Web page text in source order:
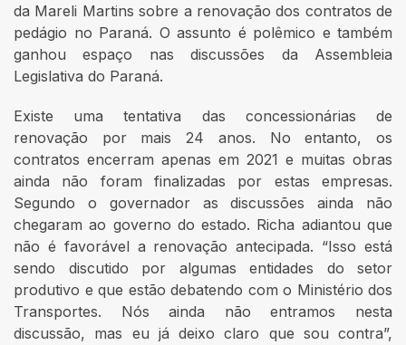
da Mareli Martins sobre a renovação dos contratos de
pedágio no Paraná. O assunto é polêmico e também
ganhou espaço nas discussões da Assembleia
Legislativa do Paraná.
Existe uma tentativa das concessionárias de
renovação por mais 24 anos. No entanto, os
contratos encerram apenas em 2021 e muitas obras
ainda não foram finalizadas por estas empresas.
Segundo o governador as discussões ainda não
chegaram ao governo do estado. Richa adiantou que
não é favorável a renovação antecipada. “Isso está
sendo discutido por algumas entidades do setor
produtivo e que estão debatendo com o Ministério dos
Transportes. Nós ainda não entramos nesta
discussão, mas eu já deixo claro que sou contra”,